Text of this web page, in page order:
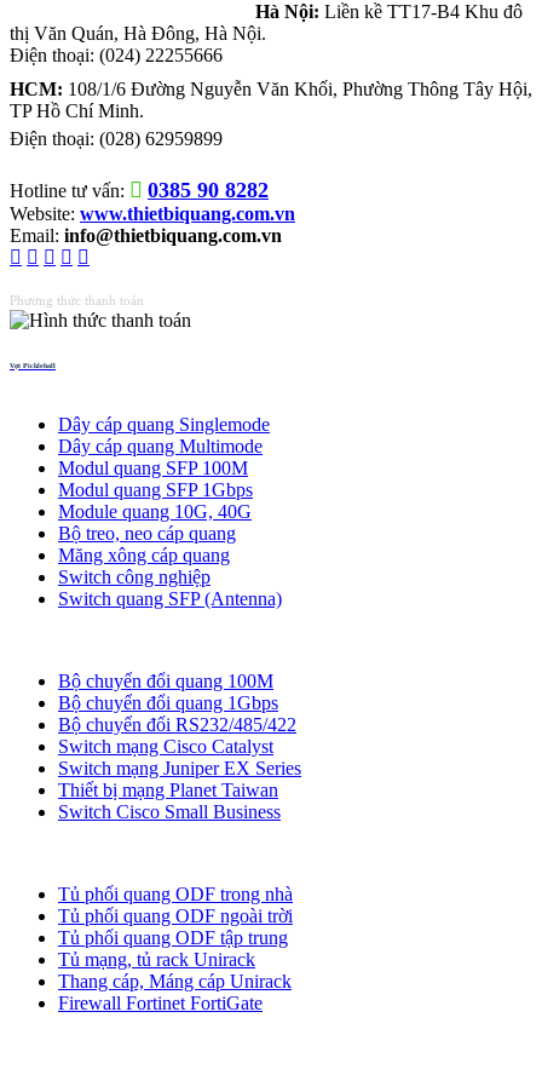
Hà Nội: Liền kề TT17-B4 Khu đô
thị Văn Quán, Hà Đông, Hà Nội.
Điện thoại: (024) 22255666
HCM: 108/1/6 Đường Nguyễn Văn Khối, Phường Thông Tây Hội,
TP Hồ Chí Minh.
Điện thoại: (028) 62959899
Hotline tư vấn: 0385 90 8282
Website: www.thietbiquang.com.vn
Email: info@thietbiquang.com.vn
Phương thức thanh toán
Vợt Pickleball
Dây cáp quang Singlemode
Dây cáp quang Multimode
Modul quang SFP 100M
Modul quang SFP 1Gbps
Module quang 10G, 40G
Bộ treo, neo cáp quang
Măng xông cáp quang
Switch công nghiệp
Switch quang SFP (Antenna)
Bộ chuyển đổi quang 100M
Bộ chuyển đổi quang 1Gbps
Bộ chuyển đối RS232/485/422
Switch mạng Cisco Catalyst
Switch mạng Juniper EX Series
Thiết bị mạng Planet Taiwan
Switch Cisco Small Business
Tủ phối quang ODF trong nhà
Tủ phối quang ODF ngoài trời
Tủ phối quang ODF tập trung
Tủ mạng, tủ rack Unirack
Thang cáp, Máng cáp Unirack
Firewall Fortinet FortiGate